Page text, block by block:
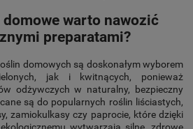
warto nawozić
preparatami?
domowych są doskonałym wyborem
jak i kwitnących, ponieważ
odżywczych w naturalny, bezpieczny
są do popularnych roślin liściastych,
zamiokulkasy czy paprocie, które dzięki
wytwarzają silne, zdrowe